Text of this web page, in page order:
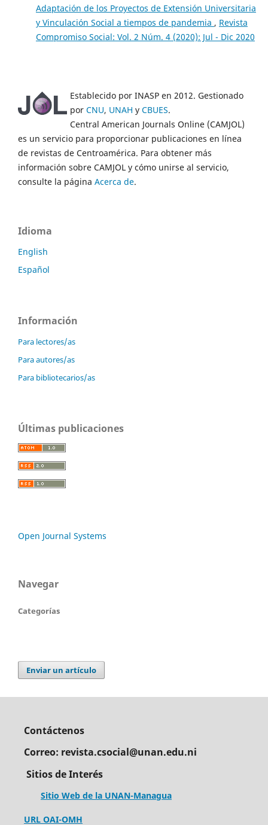
Adaptación de los Proyectos de Extensión Universitaria
y Vinculación Social a tiempos de pandemia , Revista
Compromiso Social: Vol. 2 Núm. 4 (2020): Jul - Dic 2020
Establecido por INASP en 2012. Gestionado
por CNU, UNAH y CBUES.
Central American Journals Online (CAMJOL)
es un servicio para proporcionar publicaciones en línea
de revistas de Centroamérica. Para obtener más
información sobre CAMJOL y cómo unirse al servicio,
consulte la página Acerca de.
Idioma
English
Español
Información
Para lectores/as
Para autores/as
Para bibliotecarios/as
Últimas publicaciones
Open Journal Systems
Navegar
Categorías
Enviar un artículo
Contáctenos
Correo: revista.csocial@unan.edu.ni
Sitios de Interés
Sitio Web de la UNAN-Managua
URL OAI-OMH